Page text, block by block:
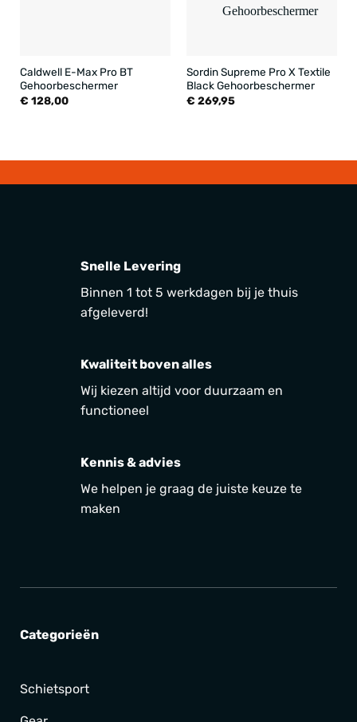
Caldwell E-Max Pro BT
Gehoorbeschermer
€ 128,00
Sordin Supreme Pro X Textile
Black Gehoorbeschermer
€ 269,95
Snelle Levering
Binnen 1 tot 5 werkdagen bij je thuis
afgeleverd!
Kwaliteit boven alles
Wij kiezen altijd voor duurzaam en
functioneel
Kennis & advies
We helpen je graag de juiste keuze te
maken
Categorieën
Schietsport